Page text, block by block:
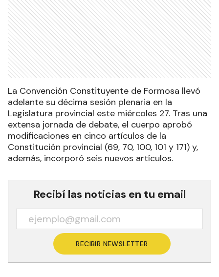
La Convención Constituyente de Formosa llevó
adelante su décima sesión plenaria en la
Legislatura provincial este miércoles 27. Tras una
extensa jornada de debate, el cuerpo aprobó
modificaciones en cinco artículos de la
Constitución provincial (69, 70, 100, 101 y 171) y,
además, incorporó seis nuevos artículos.
Recibí las noticias en tu email
RECIBIR NEWSLETTER